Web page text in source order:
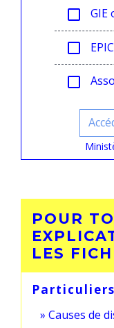
check_box_outline_blank GIE
check_box_outline_blank EPIC
check_box_outline_blank
POUR
LES
Particuliers
Causes de